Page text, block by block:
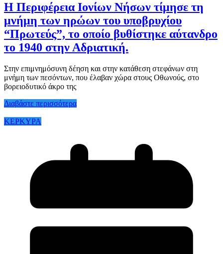
Η Περιφέρεια Ιονίων Νήσων τίμησε τη
μνήμη των ηρώων του υποβρυχίου
“Πρωτεύς”, το οποίο βυθίστηκε αύτανδρο
το 1940 στην Αδριατική.
Στην επιμνημόσυνη δέηση και στην κατάθεση στεφάνων στη
μνήμη των πεσόντων, που έλαβαν χώρα στους Οθωνούς, στο
βορειοδυτικό άκρο της
Διαβάστε περισσότερα
ΚΕΡΚΥΡΑ